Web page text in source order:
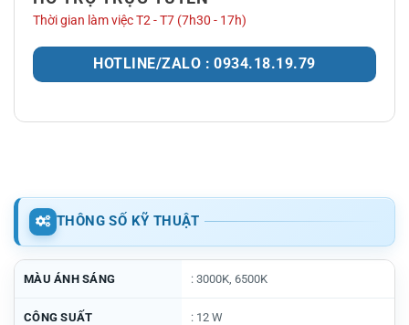
Thời gian làm việc T2 - T7 (7h30 - 17h)
HOTLINE/ZALO : 0934.18.19.79
THÔNG SỐ KỸ THUẬT
MÀU ÁNH SÁNG : 3000K, 6500K
CÔNG SUẤT : 12 W